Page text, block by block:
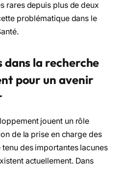
rares depuis plus de deux
problématique dans le
la recherche
pour un avenir
jouent un rôle
de la prise en charge des
des importantes lacunes
actuellement. Dans